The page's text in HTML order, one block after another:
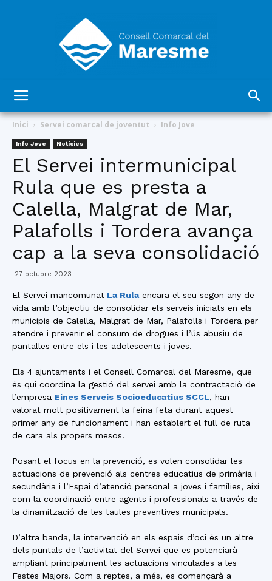
Comarcal
del
Inici Servei comarcal de joventut Info Jove
Info Jove Notícies
El Servei intermunicipal
Rula que es presta a
Calella, Malgrat de Mar,
Palafolls i Tordera avança
cap a la seva consolidació
27 octubre 2023
El Servei mancomunat La Rulaencara el seu segon any de
vida amb l’objectiu de consolidar els serveis iniciats en els
municipis de Calella, Malgrat de Mar, Palafolls i Tordera per
atendre i prevenir el consum de drogues i l’ús abusiu de
pantalles entre els i les adolescents i joves.
Els 4 ajuntaments i el Consell Comarcal del Maresme, que
és qui coordina la gestió del servei amb la contractació de
l’empresa Eines Serveis Socioeducatius SCCL, han
valorat molt positivament la feina feta durant aquest
primer any de funcionament i han establert el full de ruta
de cara als propers mesos.
Posant el focus en la prevenció, es volen consolidar les
actuacions de prevenció als centres educatius de primària i
secundària i l’Espai d’atenció personal a joves i famílies, així
com la coordinació entre agents i professionals a través de
la dinamització de les taules preventives municipals.
D’altra banda, la intervenció en els espais d’oci és un altre
dels puntals de l’activitat del Servei que es potenciarà
ampliant principalment les actuacions vinculades a les
Festes Majors. Com a reptes, a més, es començarà a